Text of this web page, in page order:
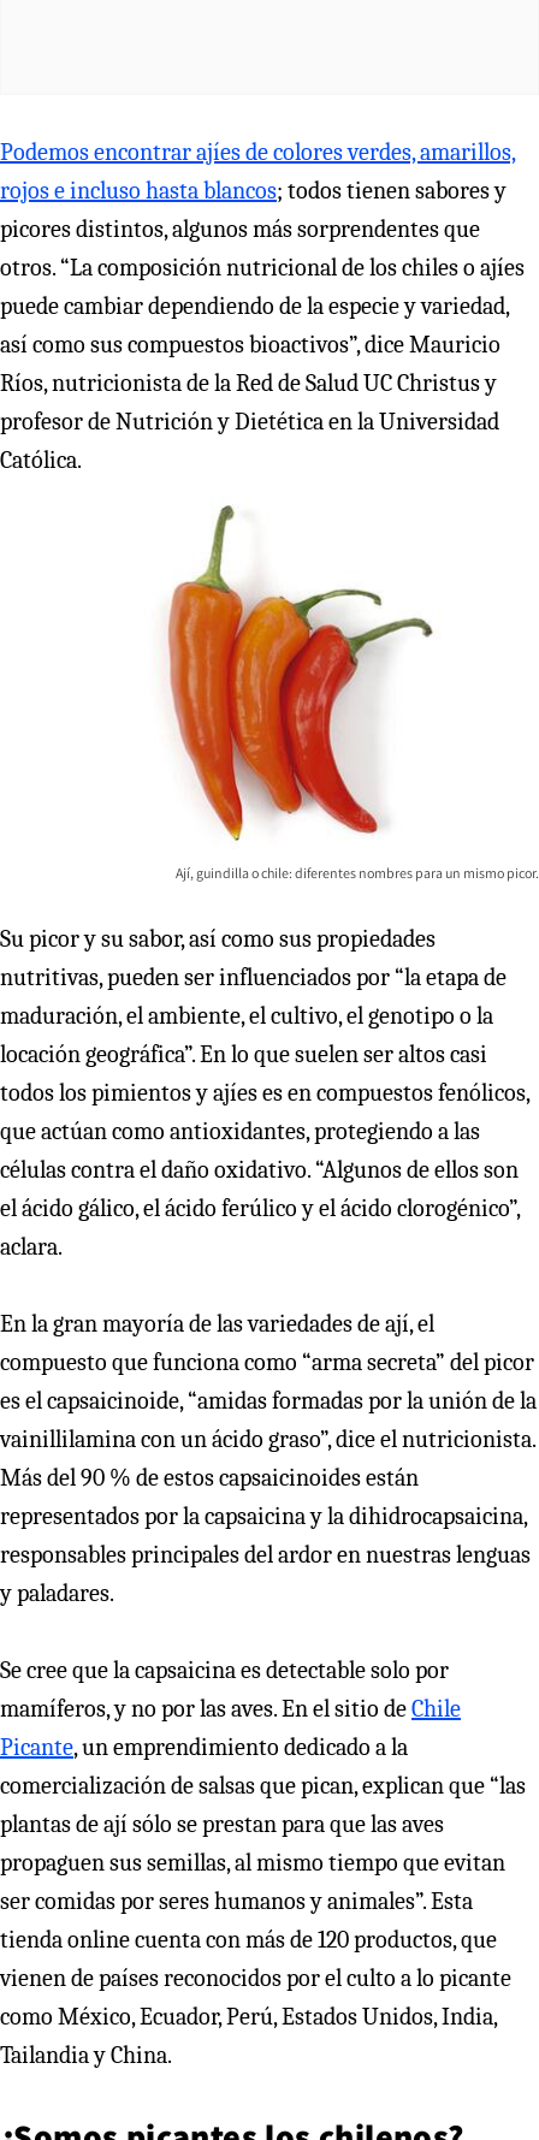
Podemos encontrar ajíes de colores verdes, amarillos,
rojos e incluso hasta blancos; todos tienen sabores y
picores distintos, algunos más sorprendentes que
otros. “La composición nutricional de los chiles o ajíes
puede cambiar dependiendo de la especie y variedad,
así como sus compuestos bioactivos”, dice Mauricio
Ríos, nutricionista de la Red de Salud UC Christus y
profesor de Nutrición y Dietética en la Universidad
Católica.
Ají, guindilla o chile: diferentes nombres para un mismo picor.
Su picor y su sabor, así como sus propiedades
nutritivas, pueden ser influenciados por “la etapa de
maduración, el ambiente, el cultivo, el genotipo o la
locación geográfica”. En lo que suelen ser altos casi
todos los pimientos y ajíes es en compuestos fenólicos,
que actúan como antioxidantes, protegiendo a las
células contra el daño oxidativo. “Algunos de ellos son
el ácido gálico, el ácido ferúlico y el ácido clorogénico”,
aclara.
En la gran mayoría de las variedades de ají, el
compuesto que funciona como “arma secreta” del picor
es el capsaicinoide, “amidas formadas por la unión de la
vainillilamina con un ácido graso”, dice el nutricionista.
Más del 90 % de estos capsaicinoides están
representados por la capsaicina y la dihidrocapsaicina,
responsables principales del ardor en nuestras lenguas
y paladares.
Se cree que la capsaicina es detectable solo por
mamíferos, y no por las aves. En el sitio deChile
Picante, un emprendimiento dedicado a la
comercialización de salsas que pican, explican que “las
plantas de ají sólo se prestan para que las aves
propaguen sus semillas, al mismo tiempo que evitan
ser comidas por seres humanos y animales”. Esta
tienda online cuenta con más de 120 productos, que
vienen de países reconocidos por el culto a lo picante
como México, Ecuador, Perú, Estados Unidos, India,
Tailandia y China.